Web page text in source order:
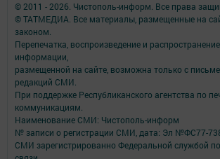
© 2011 - 2026. Чистополь-информ. Все права
© ТАТМЕДИА. Все материалы, размещенные на
законом.
Перепечатка, воспроизведение и
информации,
размещенной на сайте, возможна только с
редакций СМИ.
При поддержке Республиканского агентства по
коммуникациям.
Наименование СМИ: Чистополь-информ
№ записи о регистрации СМИ, дата: Эл №ФС77-
СМИ зарегистрированно Федеральной службой